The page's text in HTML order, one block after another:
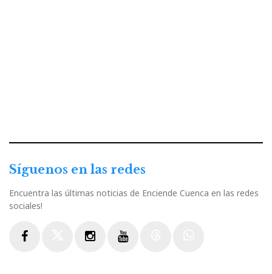
Síguenos en las redes
Encuentra las últimas noticias de Enciende Cuenca en las redes
sociales!